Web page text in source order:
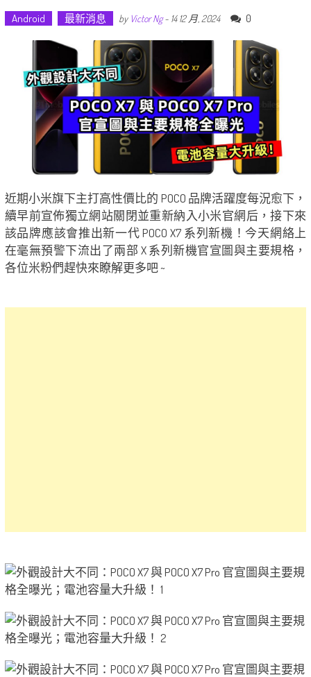
Android 最新消息 by Victor Ng- 14 12 月, 2024 0
近期小米旗下主打高性價比的 POCO 品牌活躍度每況愈下，
續早前宣佈獨立網站關閉並重新納入小米官網后，接下來
該品牌應該會推出新一代 POCO X7 系列新機！今天網絡上
在毫無預警下流出了兩部 X 系列新機官宣圖與主要規格，
各位米粉們趕快來瞭解更多吧 ~